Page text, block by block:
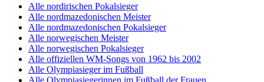
Alle nordirischen Pokalsieger
Alle nordmazedonischen Meister
Alle nordmazedonischen Pokalsieger
Alle norwegischen Meister
Alle norwegischen Pokalsieger
Alle offiziellen WM-Songs von 1962 bis 2002
Alle Olympiasieger im Fußball
Alle Olympiasiegerinnen im Fußball der Frauen